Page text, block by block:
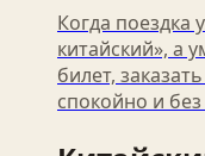
Когда поездка
китайский», а
билет,
спокойно и без